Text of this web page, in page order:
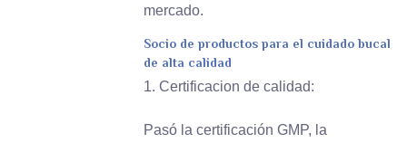
mercado.
Socio de productos para el cuidado bucal
de alta calidad
1. Certificacion de calidad:
Pasó la certificación GMP, la